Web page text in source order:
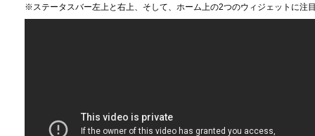
※ステータスバー左上と右上、そして、ホーム上の2つのウィジェットに注